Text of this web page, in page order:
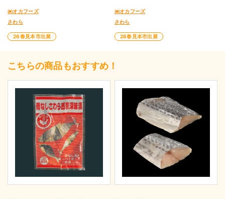
㈱オカフーズ
さわら
26春見本市出展
㈱オカフーズ
さわら
26春見本市出展
こちらの商品もおすすめ！